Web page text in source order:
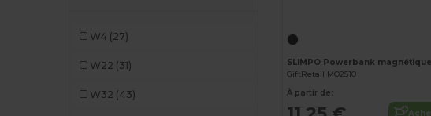
W4 (27)
W22 (31)
W32 (43)
GiftRetail MO2510
À partir de: